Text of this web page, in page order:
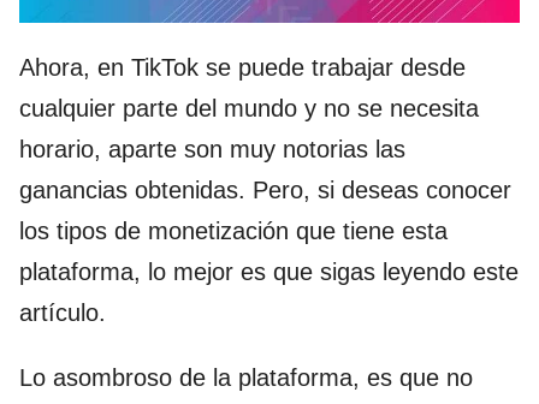
Ahora, en TikTok se puede trabajar desde
cualquier parte del mundo y no se necesita
horario, aparte son muy notorias las
ganancias obtenidas. Pero, si deseas conocer
los tipos de monetización que tiene esta
plataforma, lo mejor es que sigas leyendo este
artículo.
Lo asombroso de la plataforma, es que no